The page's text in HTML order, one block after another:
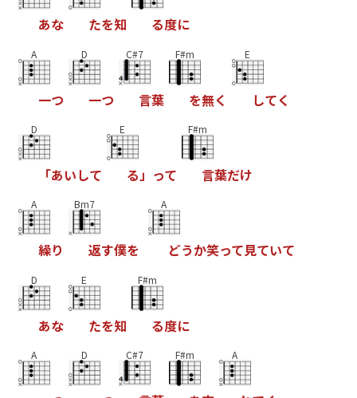
あな たを知 る度に
A
一つ
D
一つ
C#7
言葉
F#m
を無く
E
してく
D
「あいして
E
る」 って
F#m
言葉だけ
A
繰り
Bm7
返す僕を
A
どうか笑って見ていて
D
あな
E
たを知
F#m
る度に
A D C#7 F#m A